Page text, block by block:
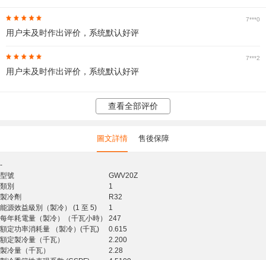
7***0
用户未及时作出评价，系统默认好评
7***2
用户未及时作出评价，系统默认好评
查看全部评价
圖文詳情 售後保障
-
型號
GWV20Z
類別
1
製冷劑
R32
能源效益級別（製冷） (1 至 5)
1
每年耗電量（製冷）（千瓦小時）
247
額定功率消耗量 （製冷）(千瓦)
0.615
額定製冷量（千瓦）
2.200
製冷量（千瓦）
2.28